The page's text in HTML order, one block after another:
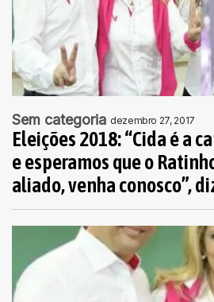
Sem categoria dezembro 27, 2017
Eleições 2018: “Cida é a
e esperamos que o
aliado, venha conosco”,